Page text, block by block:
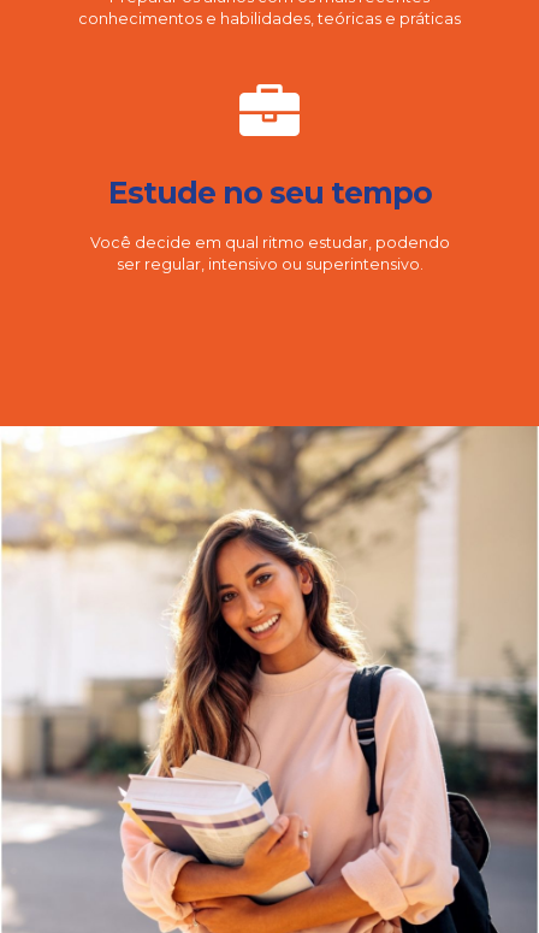
conhecimentos e habilidades, teóricas e práticas
Estude no seu tempo
Você decide em qual ritmo estudar, podendo
ser regular, intensivo ou superintensivo.